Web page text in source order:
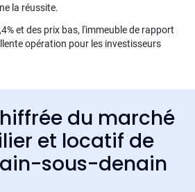
la réussite.
et des prix bas, l'immeuble de rapport
opération pour les investisseurs
du marché
et locatif de
sous-denain